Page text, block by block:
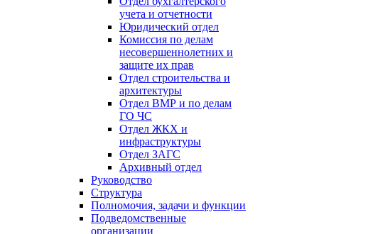
учета и отчетности
Юридический отдел
Комиссия по делам
несовершеннолетних и
защите их прав
Отдел строительства и
архитектуры
Отдел ВМР и по делам
ГО ЧС
Отдел ЖКХ и
инфраструктуры
Отдел ЗАГС
Архивный отдел
Руководство
Структура
Полномочия, задачи и функции
Подведомственные
организации